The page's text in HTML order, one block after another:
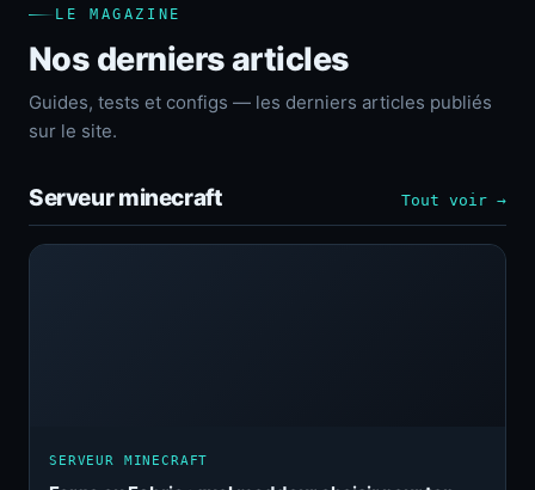
LE MAGAZINE
Nos derniers articles
Guides, tests et configs — les derniers articles publiés
sur le site.
Serveur minecraft Tout voir →
SERVEUR MINECRAFT